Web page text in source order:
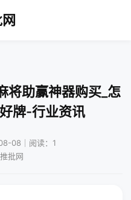
将助赢神器购买_怎
牌-行业资讯
08｜阅读：1
批网